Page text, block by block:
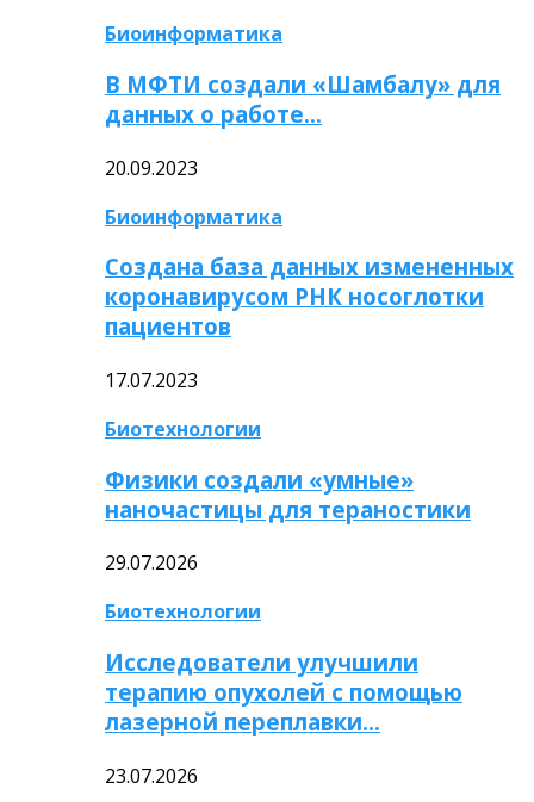
Биоинформатика
В МФТИ создали «Шамбалу» для
данных о работе…
20.09.2023
Биоинформатика
Создана база данных измененных
коронавирусом РНК носоглотки
пациентов
17.07.2023
Биотехнологии
Физики создали «умные»
наночастицы для тераностики
29.07.2026
Биотехнологии
Исследователи улучшили
терапию опухолей с помощью
лазерной переплавки…
23.07.2026